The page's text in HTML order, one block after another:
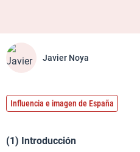
Javier Noya
Influencia e imagen de España
(1) Introducción